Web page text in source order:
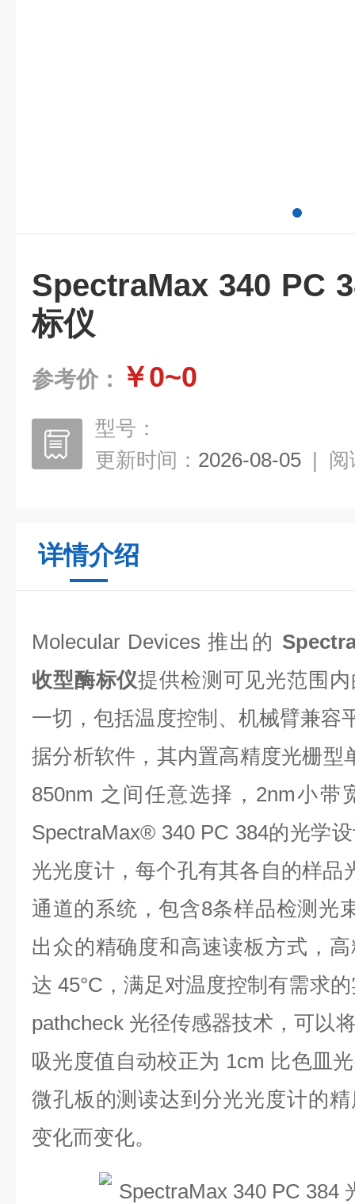
SpectraMax 340 PC
标仪
参考价： ￥0~0
型号：
更新时间： 2026-08-05 | 阅
详情介绍
Molecular Devices 推出的
收型酶标仪提供检测可见光范围
一切，包括温度控制、机械臂兼容
据分析软件，其内置高精度光栅型
850nm 之间任意选择，2nm小带
SpectraMax® 340 PC 384的光学
光光度计，每个孔有其各自的样品
通道的系统，包含8条样品检测光
出众的精确度和高速读板方式，
达 45°C，满足对温度控制有需求
pathcheck 光径传感器技术，可以
吸光度值自动校正为 1cm 比色皿
微孔板的测读达到分光光度计的
变化而变化。